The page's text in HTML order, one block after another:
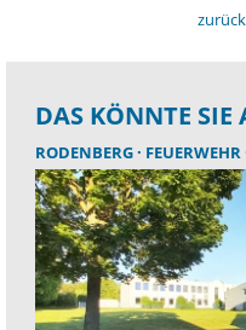
DAS KÖNNTE SIE
RODENBERG FEUERWEHR